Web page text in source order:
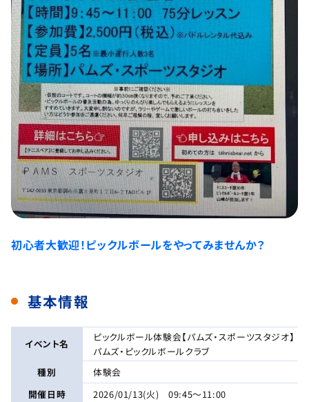
初心者大歓迎！ピックルボールをやってみませんか？
基本情報
イベント名
ピックルボール体験会【パムズ・スポーツスタジオ】
パムズ・ピックルボールクラブ
種別
体験会
開催日時
2026/01/13(火) 09:45～11:00